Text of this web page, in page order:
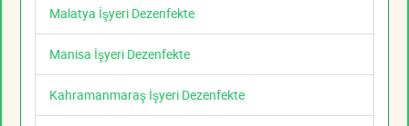
Malatya İşyeri Dezenfekte
Manisa İşyeri Dezenfekte
Kahramanmaraş İşyeri Dezenfekte